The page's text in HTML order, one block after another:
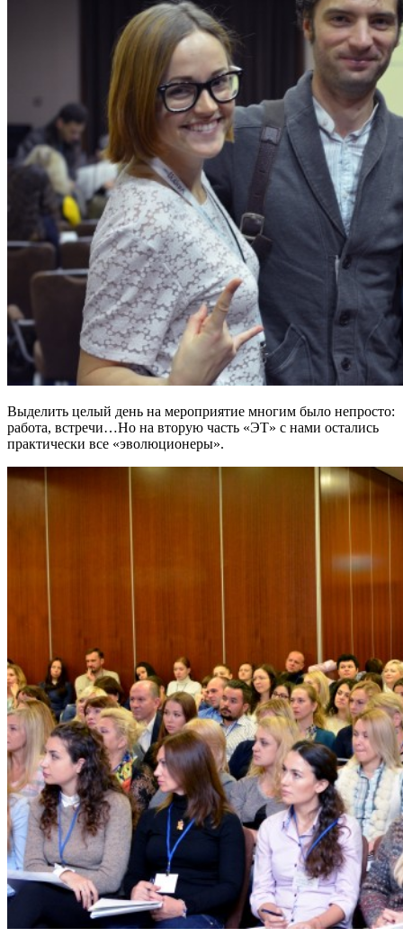
Выделить целый день на мероприятие многим было непросто:
работа, встречи…Но на вторую часть «ЭТ» с нами остались
практически все «эволюционеры».